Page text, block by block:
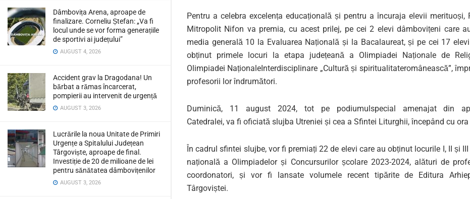
Dâmbovița Arena, aproape de
finalizare. Corneliu Ștefan: „Va fi
locul unde se vor forma generațiile
de sportivi ai județului”
AUGUST 4, 2026
Accident grav la Dragodana! Un
bărbat a rămas încarcerat,
pompierii au intervenit de urgență
AUGUST 3, 2026
Lucrările la noua Unitate de Primiri
Urgențe a Spitalului Județean
Târgoviște, aproape de final.
Investiție de 20 de milioane de lei
pentru sănătatea dâmbovițenilor
AUGUST 3, 2026
Pentru acelebra excelența educațională și pentru a încuraja elevii merituoși,
Mitropolit Nifon va premia, cu acest prilej, pe cei 2 elevi dâmbovițeni care
media generală 10 la Evaluarea Națională și la Bacalaureat, și pe cei 17
obținut primele locuri la etapa județeană a Olimpiadei Naționale de
Olimpiadei Naționale nterdisciplinare „Cultură și spiritualitateromânească”,
profesorii lorîndrumători.
Duminică, 11 august 2024, tot pepodiumul special amenajatdin
Catedralei, va fi oficiată slujba Utreniei și cea a Sfintei Liturghii, începând cu ora
În cadrul sfintei slujbe, vor fi premiați22 de elevi care au obținut locurile I, II și
națională a Olimpiadelor și Concursurilor școlare 2023-2024, alături de
coordonatori, și
vor fi lansate volumele recent tipărite de Editura
Târgoviștei.